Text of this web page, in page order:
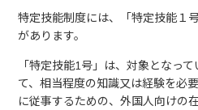
特定技能制度には、「特定技能１
があります。
「特定技能1号」は、対象となっ
て、相当程度の知識又は経験を必
に従事するための、外国人向けの